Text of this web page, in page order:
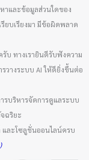
าและข้อมูลส่วนใดของ
ยบเรียงมา มีข้อผิดพลาด
บ ทางเรายินดีรับฟังความ
วางระบบ AI ให้ดียิ่งขึ้นต่อ
รบริหารจัดการดูแลระบบ
ฉริยะ
และโซลูชั่นออนไลน์ครบ